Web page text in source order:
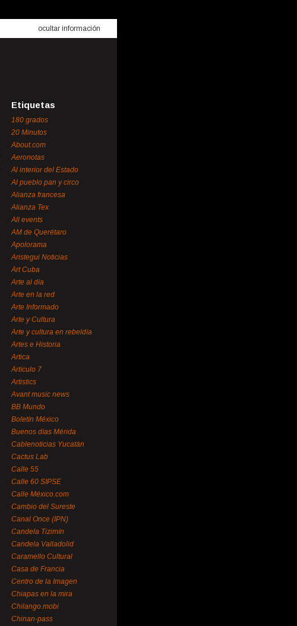
ocultar información
Etiquetas
180 grados
20 Minutos
About.com
Aeronotas
Al interior del Estado
Al pueblo pan y circo
Alianza francesa
Alianza Tex
All events
AM de Querétaro
Apolorama
Aristegui Noticias
Art Cuba
Arte al día
Arte en la red
Arte Informado
Arte y Cultura
Arte y cultura en rebeldía
Artes e Historia
Artica
Artículo 7
Artistics
Avant music news
BB Mundo
Boletín México
Buenos días Mérida
Cablenoticias Yucatán
Cactus Lab
Calle 55
Calle 60 SIPSE
Calle México.com
Cambio del Sureste
Canal Once (IPN)
Candela Tizimín
Candela Valladolid
Caramello Cultural
Casa de Francia
Centro de la Imagen
Chiapas en la mira
Chilango.mobi
Chinan-pass